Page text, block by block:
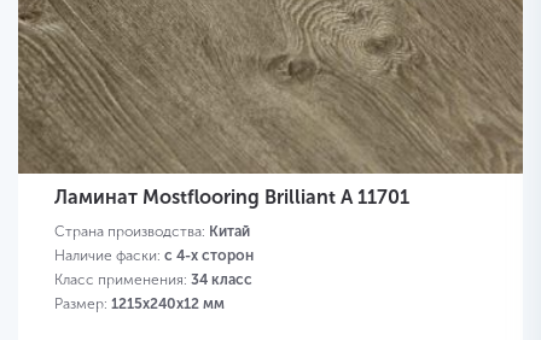
Ламинат Mostflooring Brilliant A 11701
Страна производства: Китай
Наличие фаски: с 4-х сторон
Класс применения: 34 класс
Размер: 1215х240х12 мм